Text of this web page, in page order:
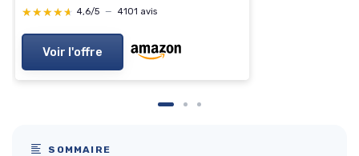
★★★★★
★★★★★ 4,6/5 — 4101 avis
Voir l'offre
SOMMAIRE